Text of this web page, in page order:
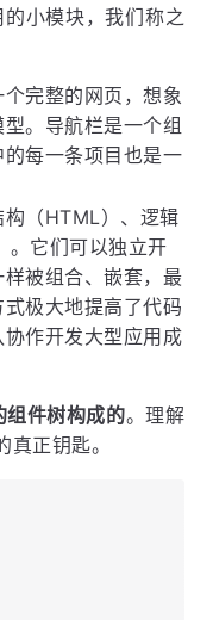
小模块，我们称之
个完整的网页，想象
。导航栏是一个组
每一条项目也是一
构（HTML）、逻辑
。它们可以独立开
被组合、嵌套，最
极大地提高了代码
协作开发大型应用成
件树构成的。理解
正钥匙。